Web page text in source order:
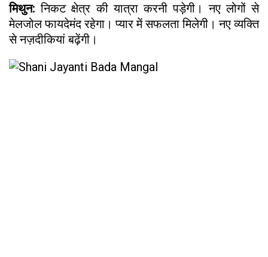
मिथुन: निकट क्षेत्र की यात्रा करनी पड़ेगी। नए लोगों से
मेलजोल फायदेमंद रहेगा। प्यार में सफलता मिलेगी। नए व्यक्ति
से नज़दीकियां बढ़ेंगी।